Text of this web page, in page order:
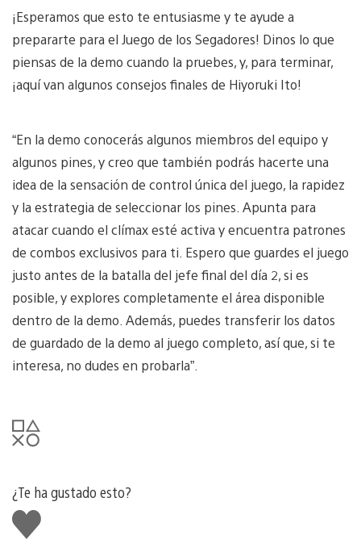
¡Esperamos que esto te entusiasme y te ayude a
prepararte para el Juego de los Segadores! Dinos lo que
piensas de la demo cuando la pruebes, y, para terminar,
¡aquí van algunos consejos finales de Hiyoruki Ito!
“En la demo conocerás algunos miembros del equipo y
algunos pines, y creo que también podrás hacerte una
idea de la sensación de control única del juego, la rapidez
y la estrategia de seleccionar los pines. Apunta para
atacar cuando el clímax esté activa y encuentra patrones
de combos exclusivos para ti. Espero que guardes el juego
justo antes de la batalla del jefe final del día 2, si es
posible, y explores completamente el área disponible
dentro de la demo. Además, puedes transferir los datos
de guardado de la demo al juego completo, así que, si te
interesa, no dudes en probarla”.
¿Te ha gustado esto?
Me
gusta
esto